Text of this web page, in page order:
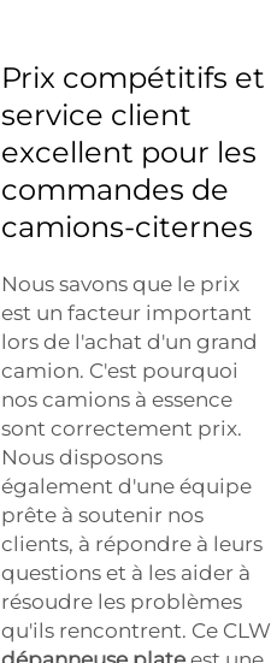
Prix compétitifs et
service client
excellent pour les
commandes de
camions-citernes
Nous savons que le prix
est un facteur important
lors de l'achat d'un grand
camion. C'est pourquoi
nos camions à essence
sont correctement prix.
Nous disposons
également d'une équipe
prête à soutenir nos
clients, à répondre à leurs
questions et à les aider à
résoudre les problèmes
qu'ils rencontrent. Ce CLW